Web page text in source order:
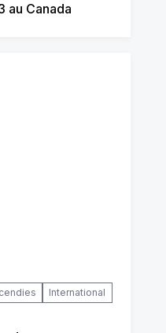
au Canada
International